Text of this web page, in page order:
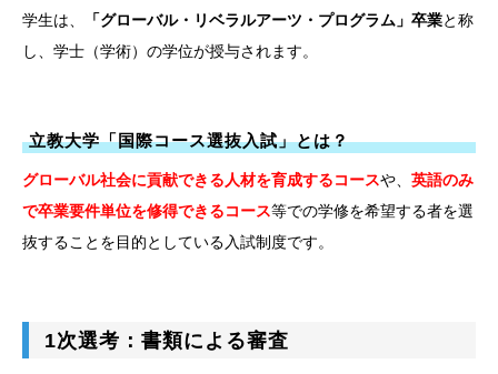
学生は、
「グローバル・リベラルアーツ・プログラム」卒業と称
し、学士（学術）の学位が授与されます。
立教大学「国際コース選抜入試」とは？
グローバル社会に貢献できる人材を育成するコースや、 英語のみ
で卒業要件単位を修得できるコース等での学修を希望する者を選
抜することを目的としている入試制度です。
1次選考：書類による審査